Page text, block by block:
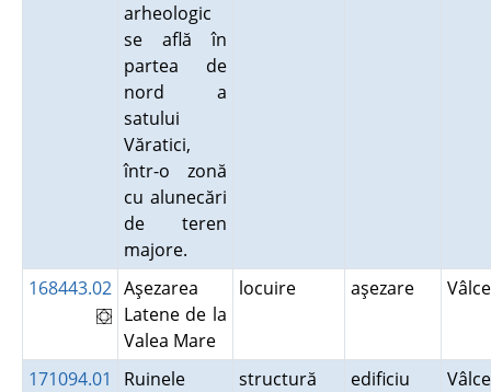
arheologic
se află în
partea de
nord a
satului
Văratici,
într-o zonă
cu alunecări
de teren
majore.
168443.02 Aşezarea
Latene de la
Valea Mare
locuire aşezare
171094.01
Ruinele
structură
edificiu